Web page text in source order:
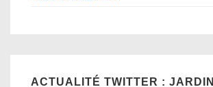
ACTUALITÉ TWITTER : JARDIN